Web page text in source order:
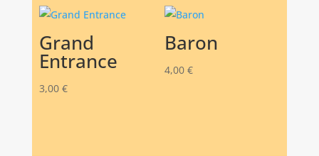
Grand
Entrance
3,00 €
Baron
4,00 €